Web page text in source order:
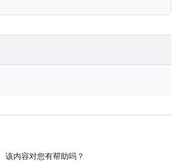
该内容对您有帮助吗？